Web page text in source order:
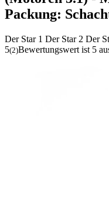
Packung:
Der Star 1 Der Star 2 Der
5(2)Bewertungswert ist 5